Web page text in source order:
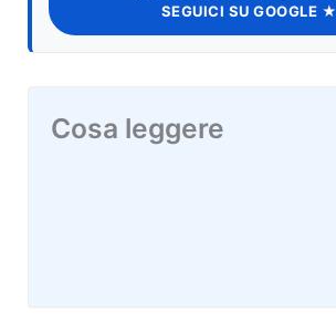
SEGUICI SU GOOGLE ★
Cosa leggere